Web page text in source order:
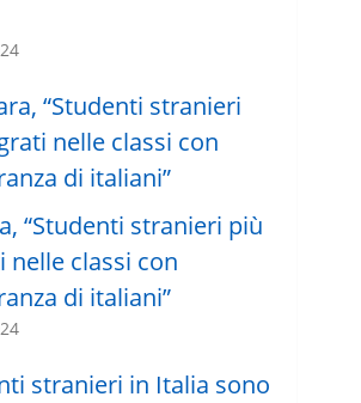
“Studenti stranieri più
nelle classi con
di italiani”